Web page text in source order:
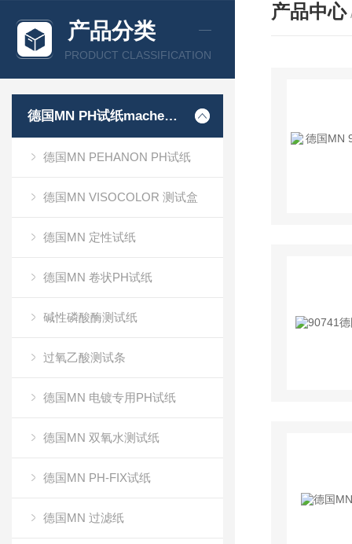
产品分类
PRODUCT CLASSIFICATION
德国MN PH试纸macherey-nagel
德国MN PEHANON PH试纸
德国MN VISOCOLOR 测试盒
德国MN 定性试纸
德国MN 卷状PH试纸
碱性磷酸酶测试纸
过氧乙酸测试条
德国MN 电镀专用PH试纸
德国MN 双氧水测试纸
德国MN PH-FIX试纸
德国MN 过滤纸
产品中心